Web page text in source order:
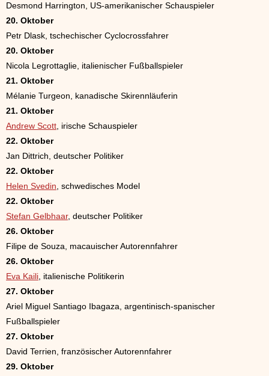
Desmond Harrington, US-amerikanischer Schauspieler
20. Oktober
Petr Dlask, tschechischer Cyclocrossfahrer
20. Oktober
Nicola Legrottaglie, italienischer Fußballspieler
21. Oktober
Mélanie Turgeon, kanadische Skirennläuferin
21. Oktober
Andrew Scott , irische Schauspieler
22. Oktober
Jan Dittrich, deutscher Politiker
22. Oktober
Helen Svedin , schwedisches Model
22. Oktober
Stefan Gelbhaar, deutscher Politiker
26. Oktober
Filipe de Souza, macauischer Autorennfahrer
26. Oktober
Eva Kaili , italienische Politikerin
27. Oktober
Ariel Miguel Santiago Ibagaza, argentinisch-spanischer
Fußballspieler
27. Oktober
David Terrien, französischer Autorennfahrer
29. Oktober